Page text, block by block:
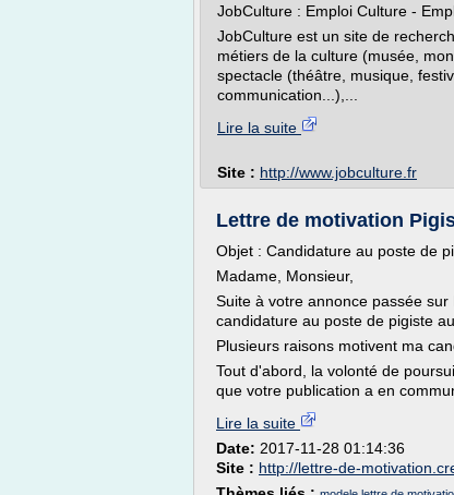
JobCulture : Emploi Culture -
JobCulture est un site de
métiers de la culture (musée,
spectacle (théâtre, musique,
communication...),...
Lire la suite
Site : http://www.jobculture.fr
Lettre de motivation
Objet : Candidature au poste de
Madame, Monsieur,
Suite à votre annonce passée
candidature au poste de pigiste
Plusieurs raisons motivent ma
Tout d'abord, la volonté de
que votre publication a en
Lire la suite
Date: 2017-11-28 01:14:36
Site : http://lettre-de-